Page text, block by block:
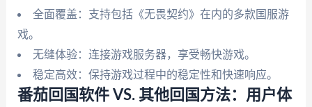
全面覆盖：支持包括《无畏契约》在内的多款国服游
戏。
无缝体验：连接游戏服务器，享受畅快游戏。
稳定高效：保持游戏过程中的稳定性和快速响应。
番茄回国软件 VS. 其他回国方法：用户体